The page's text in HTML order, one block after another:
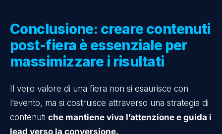
Conclusione: creare contenuti
post-fiera è essenziale per
massimizzare i risultati
Il vero valore di una fiera non si esaurisce con
l’evento, ma si costruisce attraverso una strategia di
contenuti che mantiene viva l’attenzione e guida i
lead verso la conversione.